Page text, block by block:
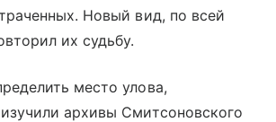
Новый вид, по всей
их судьбу.
место улова,
архивы Смитсоновского